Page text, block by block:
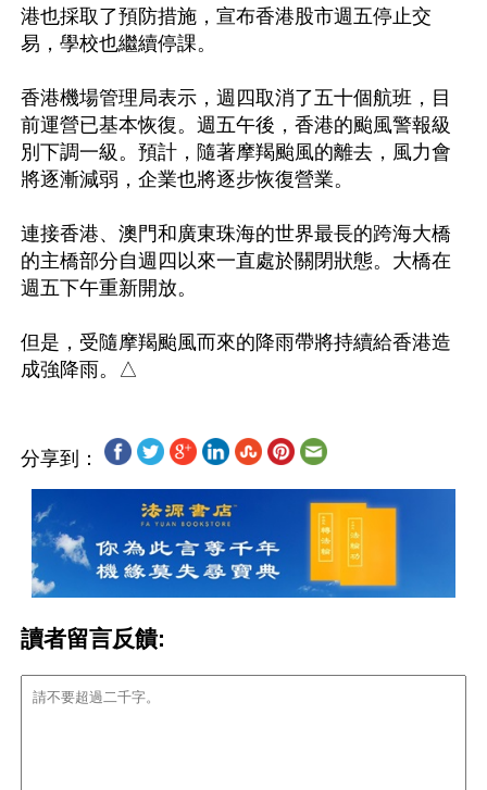
港也採取了預防措施，宣布香港股市週五停止交
易，學校也繼續停課。
香港機場管理局表示，週四取消了五十個航班，目
前運營已基本恢復。週五午後，香港的颱風警報級
別下調一級。預計，隨著摩羯颱風的離去，風力會
將逐漸減弱，企業也將逐步恢復營業。
連接香港、澳門和廣東珠海的世界最長的跨海大橋
的主橋部分自週四以來一直處於關閉狀態。大橋在
週五下午重新開放。
但是，受隨摩羯颱風而來的降雨帶將持續給香港造
分享到：
讀者留言反饋: